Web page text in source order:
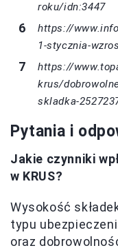
roku/idn:3447
https://
1-stycznia-
https://
krus/
skladka-
Pytania i
Jakie czynniki
w KRUS?
Wysokość
typu
oraz